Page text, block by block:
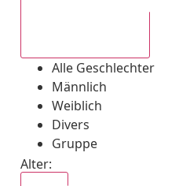
Alle Geschlechter
Männlich
Weiblich
Divers
Gruppe
Alter: